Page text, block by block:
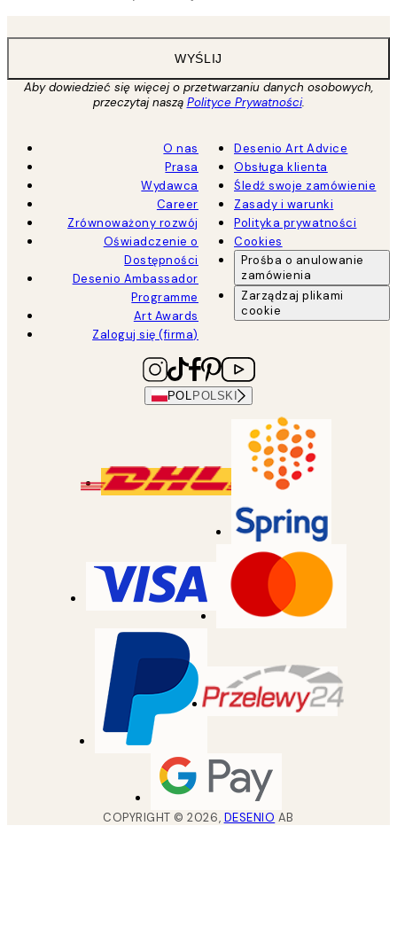
WYŚLIJ
Aby dowiedzieć się więcej o przetwarzaniu danych osobowych,
przeczytaj naszą Polityce Prywatności.
O nas
Prasa
Wydawca
Career
Zrównoważony rozwój
Oświadczenie o
Dostępności
Desenio Ambassador
Programme
Art Awards
Zaloguj się (firma)
Desenio Art Advice
Obsługa klienta
Śledź swoje zamówienie
Zasady i warunki
Polityka prywatności
Cookies
Prośba o anulowanie
zamówienia
Zarządzaj plikami
cookie
POL POLSKI
COPYRIGHT ©2026, DESENIO AB